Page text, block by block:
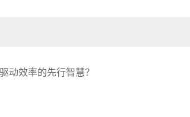
动效率的先行智慧？